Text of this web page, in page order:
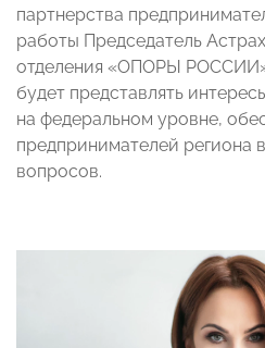
партнерства
работы Председатель
отделения «ОПОРЫ
будет представлять
на федеральном уровне,
предпринимателей региона
вопросов.